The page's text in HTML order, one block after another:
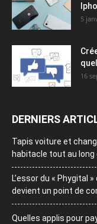
5
16
DERNIERS
Tapis voiture et
habitacle tout au long
L’essor du « Phygital
devient un point de
Quelles applis pour